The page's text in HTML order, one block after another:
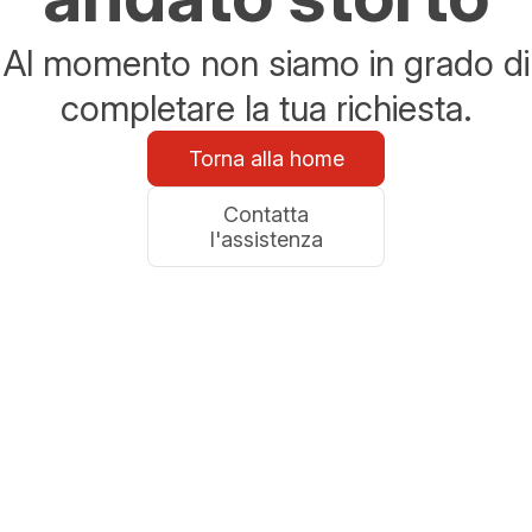
Al momento non siamo in grado di
completare la tua richiesta.
Torna alla home
Contatta
l'assistenza